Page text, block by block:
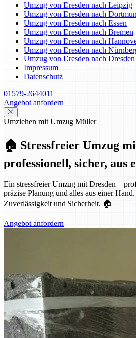
Umzug von Dresden nach Leipzig
Umzug von Dresden nach
Umzug von Dresden nach Essen
Umzug von Dresden nach Bremen
Umzug von Dresden nach
Umzug von Dresden nach
Umzug von Dresden nach Dresden
Impressum
Datenschutz
01579-2644011
Angebot anfordern
Umziehen mit Umzug Müller
🏠 Stressfreier Umzug
professionell, sicher, aus
Ein stressfreier Umzug mit Dresden –
präzise Planung und alles aus einer
Zuverlässigkeit und Sicherheit. 🏠
Angebot anfordern